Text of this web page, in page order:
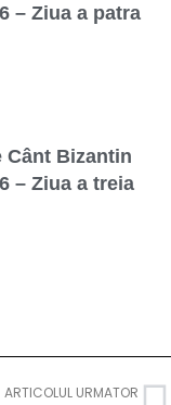
– Ziua a patra
Cânt Bizantin
– Ziua a treia
ARTICOLUL URMATOR